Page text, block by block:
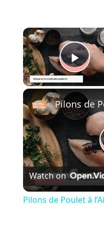
Watch on
Pilons de Poulet à